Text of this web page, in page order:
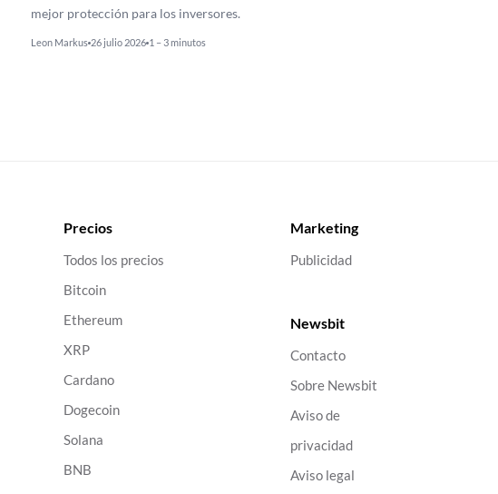
mejor protección para los inversores.
Leon Markus 26 julio 2026 1 – 3 minutos
Precios
Todos los precios
Bitcoin
Ethereum
XRP
Cardano
Dogecoin
Solana
BNB
Marketing
Publicidad
Newsbit
Contacto
Sobre Newsbit
Aviso de
privacidad
Aviso legal